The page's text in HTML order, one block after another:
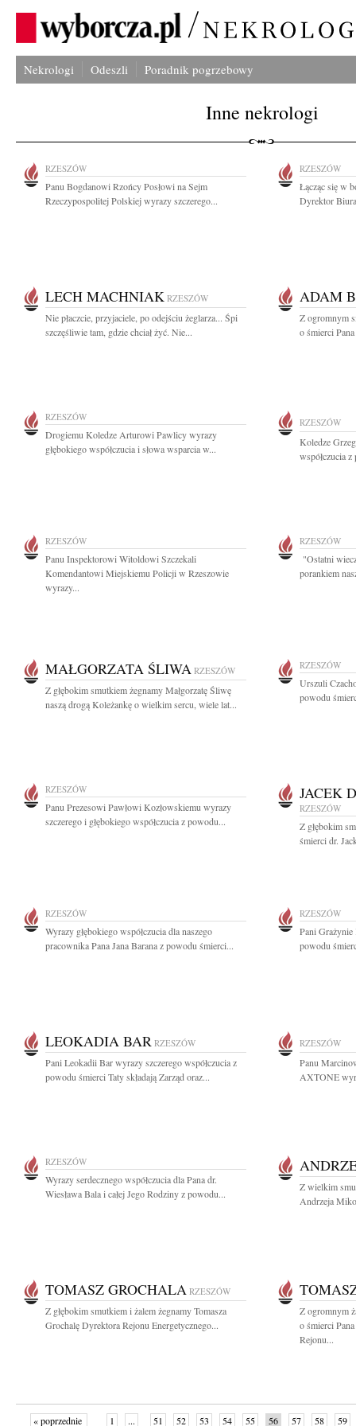
Nekrologi Odeszli Poradnik pogrzebowy
Inne nekrologi
RZESZÓW
Panu Bogdanowi Rzońcy Posłowi na Sejm
Rzeczypospolitej Polskiej wyrazy szczerego...
RZESZÓW
Łącząc się w
Dyrektor
LECH MACHNIAK RZESZÓW
Nie płaczcie, przyjaciele, po odejściu żeglarza... Śpi
szczęśliwie tam, gdzie chciał żyć. Nie...
ADAM
Z ogromnym
o śmierci
RZESZÓW
Drogiemu Koledze Arturowi Pawlicy wyrazy
głębokiego współczucia i słowa wsparcia w...
RZESZÓW
Koledze
współczucia
RZESZÓW
Panu Inspektorowi Witoldowi Szczekali
Komendantowi Miejskiemu Policji w Rzeszowie
wyrazy...
RZESZÓW
"Ostatni
porankiem
MAŁGORZATA ŚLIWA RZESZÓW
Z głębokim smutkiem żegnamy Małgorzatę Śliwę
naszą drogą Koleżankę o wielkim sercu, wiele lat...
RZESZÓW
Urszuli
powodu
RZESZÓW
Panu Prezesowi Pawłowi Kozłowskiemu wyrazy
szczerego i głębokiego współczucia z powodu...
JACEK
RZESZÓW
Z głębokim
śmierci dr.
RZESZÓW
Wyrazy głębokiego współczucia dla naszego
pracownika Pana Jana Barana z powodu śmierci...
RZESZÓW
Pani Grażynie
powodu
LEOKADIA BAR RZESZÓW
Pani Leokadii Bar wyrazy szczerego współczucia z
powodu śmierci Taty składają Zarząd oraz...
RZESZÓW
Panu
AXTONE
RZESZÓW
Wyrazy serdecznego współczucia dla Pana dr.
Wiesława Bala i całej Jego Rodziny z powodu...
Z wielkim
Andrzeja
TOMASZ GROCHALA RZESZÓW
Z głębokim smutkiem i żalem żegnamy Tomasza
Grochalę Dyrektora Rejonu Energetycznego...
Z ogromnym
o śmierci
Rejonu...
« poprzednie 1 ... 51 52 53 54 55 56 57 58 59